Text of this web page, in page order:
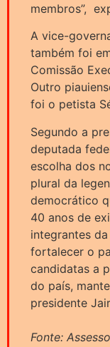
membros”,
A vice-
também foi
Comissão
Outro
foi o petista
Segundo a
deputada
escolha dos
plural da
democrático
40 anos de
integrantes
fortalecer o
candidatas a
do país,
presidente
Fonte: